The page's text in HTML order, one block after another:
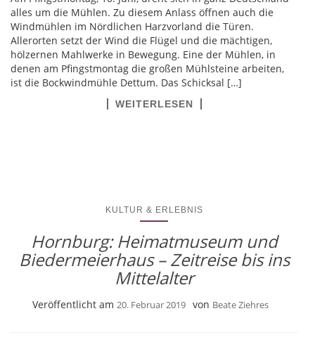
alles um die Mühlen. Zu diesem Anlass öffnen auch die
Windmühlen im Nördlichen Harzvorland die Türen.
Allerorten setzt der Wind die Flügel und die mächtigen,
hölzernen Mahlwerke in Bewegung. Eine der Mühlen, in
denen am Pfingstmontag die großen Mühlsteine arbeiten,
ist die Bockwindmühle Dettum. Das Schicksal […]
WEITERLESEN
KULTUR & ERLEBNIS
Hornburg: Heimatmuseum und
Biedermeierhaus – Zeitreise bis ins
Mittelalter
Veröffentlicht am 20. Februar 2019 von Beate Ziehres